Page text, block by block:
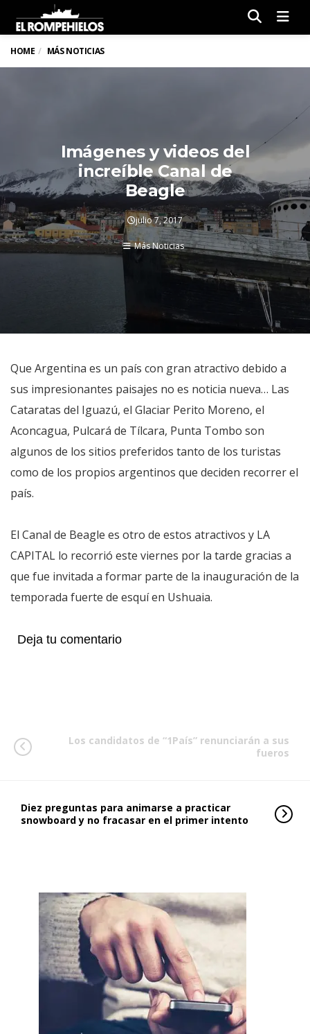
HOME MÁS NOTICIAS
Imágenes y videos del
increíble Canal de
Beagle
julio 7, 2017
Más Noticias
Que Argentina es un país con gran atractivo debido a
sus impresionantes paisajes no es noticia nueva… Las
Cataratas del Iguazú, el Glaciar Perito Moreno, el
Aconcagua, Pulcará de Tílcara, Punta Tombo son
algunos de los sitios preferidos tanto de los turistas
como de los propios argentinos que deciden recorrer el
país.
El Canal de Beagle es otro de estos atractivos y LA
CAPITAL lo recorrió este viernes por la tarde gracias a
que fue invitada a formar parte de la inauguración de la
temporada fuerte de esquí en Ushuaia.
Deja tu comentario
Los candidatos de “1País” renunciarán a sus
fueros
Diez preguntas para animarse a practicar
snowboard y no fracasar en el primer intento